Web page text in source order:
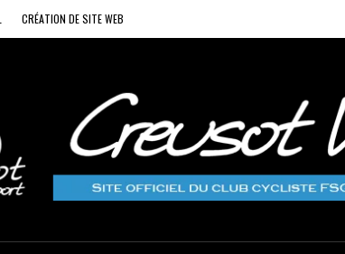
CRÉATION DE SITE WEB